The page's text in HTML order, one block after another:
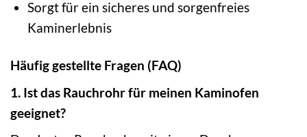
Sorgt für ein sicheres und sorgenfreies
Kaminerlebnis
Häufig gestellte Fragen (FAQ)
1. Ist das Rauchrohr für meinen Kaminofen
geeignet?